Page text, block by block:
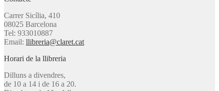
Carrer Sicília, 410
08025 Barcelona
Tel: 933010887
Email: llibreria@claret.cat
Horari de la llibreria
Dilluns a divendres,
de 10 a 14 i de 16 a 20.